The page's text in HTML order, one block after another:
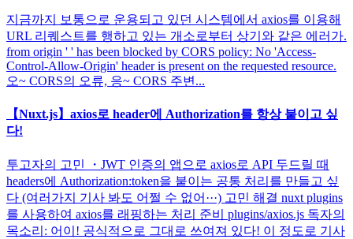
지금까지 보통으로 운용되고 있던 시스템에서 axios를 이용해
URL 리퀘스트를 행하고 있는 개소로부터 상기와 같은 에러가.
from origin ' ' has been blocked by CORS policy: No 'Access-
Control-Allow-Origin' header is present on the requested resource.
오~ CORS의 오류, 응~ CORS 주변...
【Nuxt.js】axios로 header에 Authorization를 항상 붙이고 싶
다!
투고자의 고민 ・JWT 인증의 앱으로 axios로 API 두드릴 때
headers에 Authorization:token을 붙이는 공통 처리를 만들고 싶
다 (여러가지 기사 봐도 어쩔 수 없어···) 고민 해결 nuxt plugins
를 사용하여 axios를 래핑하는 처리 준비 plugins/axios.js 독자의
목소리: 어이! 공식적으로 그대로 쓰여져 있다! 이 정도로 기사